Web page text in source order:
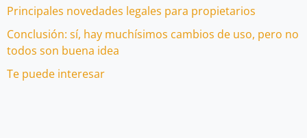
Principales novedades legales para propietarios
Conclusión: sí, hay muchísimos cambios de uso, pero no
todos son buena idea
Te puede interesar